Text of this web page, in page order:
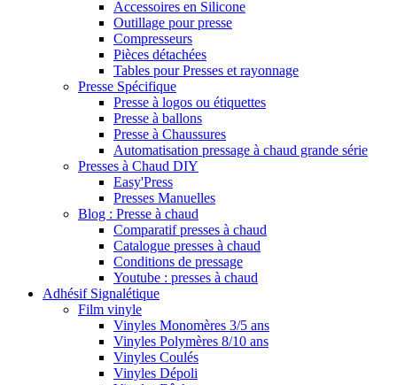
Accessoires en Silicone
Outillage pour presse
Compresseurs
Pièces détachées
Tables pour Presses et rayonnage
Presse Spécifique
Presse à logos ou étiquettes
Presse à ballons
Presse à Chaussures
Automatisation pressage à chaud grande série
Presses à Chaud DIY
Easy'Press
Presses Manuelles
Blog : Presse à chaud
Comparatif presses à chaud
Catalogue presses à chaud
Conditions de pressage
Youtube : presses à chaud
Adhésif Signalétique
Film vinyle
Vinyles Monomères 3/5 ans
Vinyles Polymères 8/10 ans
Vinyles Coulés
Vinyles Dépoli